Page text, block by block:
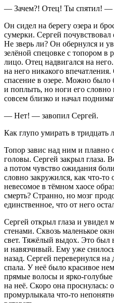
— Зачем?! Отец! Ты спятил! —
Он сидел на берегу озера и
сумерки. Сергей почувствовал
Не зверь ли? Он обернулся и
зелёной спецовке с топором в
лицо. Отец надвигался на
на него никакого
спасение в озере. Можно было
и поплыть, но ноги его
совсем близко и начал
— Нет! — завопил Сергей.
Как глупо умирать в тридцать
Топор завис над ним и плавно
головы. Сергей закрыл глаза.
а потом чувство ожидания
словно закружился, как что-то
невесомое в тёмном хаосе
смерть? Странно, но мозг
единственное, что от него
Сергей открыл глаза и
стенами. Сквозь маленькое
свет. Тяжёлый выдох. Это
и навязчивый. Ему уже
назад. Сергей перевернулся
спала. У неё было красивое
прямые волосы и ярко-голубые
на неё. Скоро она проснулась:
промурлыкала что-то